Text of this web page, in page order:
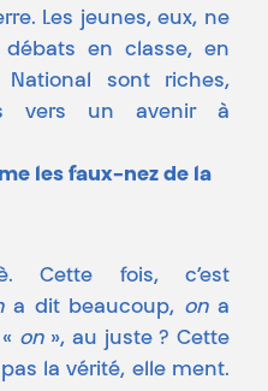
Les jeunes, eux, ne
débats en classe, en
sont riches,
vers un avenir à
les faux-nez de la
Cette fois, c’est
a dit beaucoup, ona
on», au juste ? Cette
la vérité, elle ment.